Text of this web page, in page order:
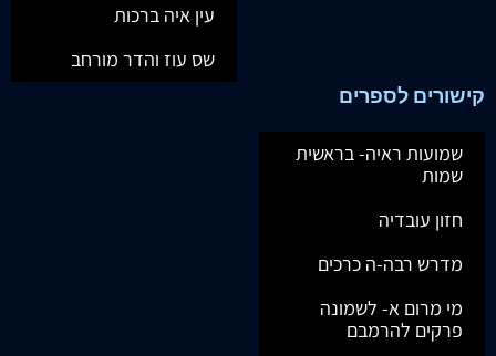
עין איה ברכות
שס עוז והדר מורחב
קישורים לספרים
שמועות ראיה- בראשית
שמות
חזון עובדיה
מדרש רבה-ה כרכים
מי מרום א- לשמונה
פרקים להרמבם